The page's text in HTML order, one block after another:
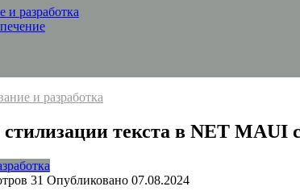
разработка
и разработка
стилизации текста в NET MAUI
31 Опубликовано 07.08.2024